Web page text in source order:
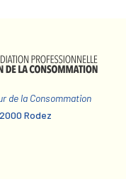
de la Consommation
Rodez